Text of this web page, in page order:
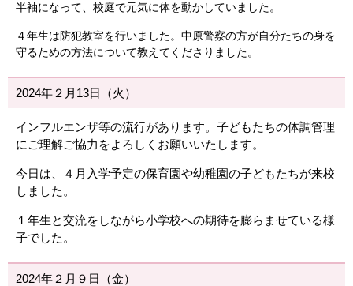
半袖になって、校庭で元気に体を動かしていました。
４年生は防犯教室を行いました。中原警察の方が自分たちの身を
守るための方法について教えてくださりました。
2024年２月13日（火）
インフルエンザ等の流行があります。子どもたちの体調管理
にご理解ご協力をよろしくお願いいたします。
今日は、４月入学予定の保育園や幼稚園の子どもたちが来校
しました。
１年生と交流をしながら小学校への期待を膨らませている様
子でした。
2024年２月９日（金）